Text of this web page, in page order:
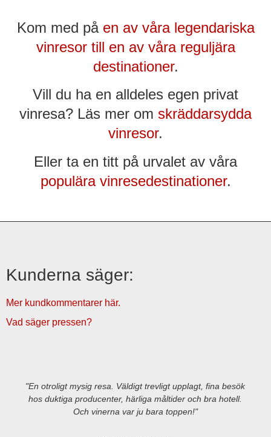
Kom med på en av våra legendariska
vinresor till en av våra reguljära
destinationer.
Vill du ha en alldeles egen privat
vinresa? Läs mer om skräddarsydda
vinresor.
Eller ta en titt på urvalet av våra
populära vinresedestinationer.
Kunderna säger:
Mer kundkommentarer här.
Vad säger pressen?
"En otroligt mysig resa. Väldigt trevligt upplagt, fina besök
hos duktiga producenter, härliga måltider och bra hotell.
Och vinerna var ju bara toppen!"